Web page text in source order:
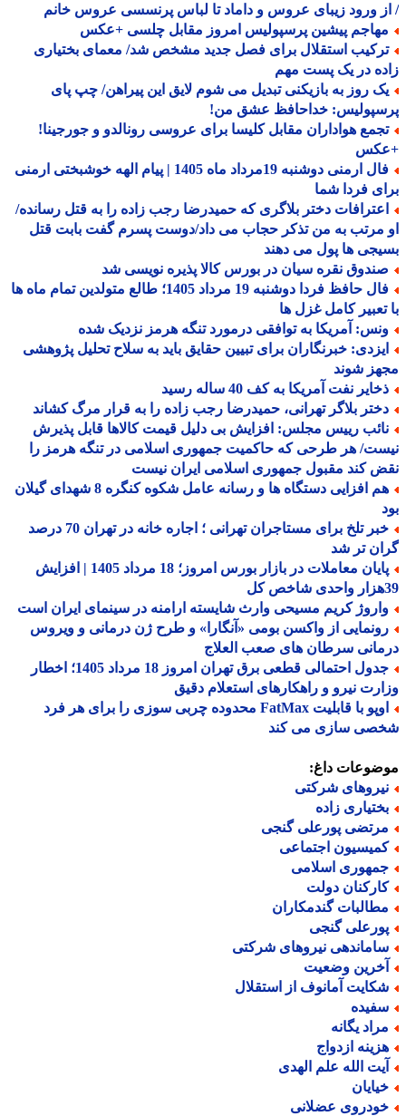
ورود زیبای عروس و داماد تا لباس پرنسسی عروس خانم
پیشین پرسپولیس امروز مقابل چلسی +عکس
استقلال برای فصل جدید مشخص شد/ معمای بختیاری
در یک پست مهم
روز به بازیکنی تبدیل می شوم لایق این پیراهن/ چپ پای
خداحافظ عشق من!
هواداران مقابل کلیسا برای عروسی رونالدو و جورجینا!
فال ارمنی دوشنبه 19مرداد ماه 1405 | پیام الهه خوشبختی ارمنی
فردا شما
دختر بلاگری که حمیدرضا رجب زاده را به قتل رسانده/
مرتب به من تذکر حجاب می داد/دوست پسرم گفت بابت قتل
ها پول می دهند
نقره سیان در بورس کالا پذیره نویسی شد
فال حافظ فردا دوشنبه 19 مرداد 1405؛ طالع متولدین تمام ماه ها
کامل غزل ها
آمریکا به توافقی درمورد تنگه هرمز نزدیک شده
خبرنگاران برای تبیین حقایق باید به سلاح تحلیل پژوهشی
شوند
نفت آمریکا به کف 40 ساله رسید
بلاگر تهرانی، حمیدرضا رجب زاده را به قرار مرگ کشاند
رییس مجلس: افزایش بی دلیل قیمت کالاها قابل پذیرش
هر طرحی که حاکمیت جمهوری اسلامی در تنگه هرمز را
کند مقبول جمهوری اسلامی ایران نیست
هم افزایی دستگاه ها و رسانه عامل شکوه کنگره 8 شهدای گیلان
خبر تلخ برای مستاجران تهرانی ؛ اجاره خانه در تهران 70 درصد
تر شد
پایان معاملات در بازار بورس امروز؛ 18 مرداد 1405 | افزایش
کریم مسیحی وارث شایسته ارامنه در سینمای ایران است
از واکسن بومی «آنگارا» و طرح ژن درمانی و ویروس
سرطان های صعب العلاج
جدول احتمالی قطعی برق تهران امروز 18 مرداد 1405؛ اخطار
نیرو و راهکارهای استعلام دقیق
اوپو با قابلیت FatMax محدوده چربی سوزی را برای هر فرد
سازی می کند
داغ:
شرکتی
زاده
پورعلی گنجی
اجتماعی
اسلامی
دولت
گندمکاران
گنجی
نیروهای شرکتی
وضعیت
آمانوف از استقلال
یگانه
ازدواج
الله علم الهدی
عضلانی